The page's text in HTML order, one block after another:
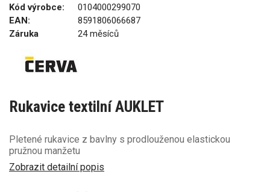
Kód výrobce:
0104000299070
EAN:
8591806066687
Záruka
24 měsíců
Rukavice textilní AUKLET
Pletené rukavice z bavlny s prodlouženou elastickou
pružnou manžetu
Zobrazit detailní popis